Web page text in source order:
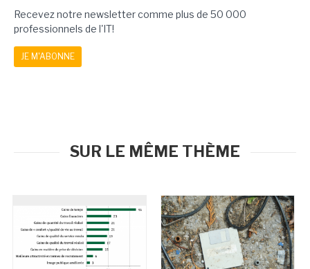
Recevez notre newsletter comme plus de 50 000
professionnels de l'IT!
JE M'ABONNE
SUR LE MÊME THÈME